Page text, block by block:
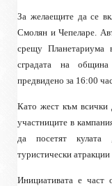
За желаещите да се
Смолян и Чепеларе.
срещу
сградата на
предвидено за 16:00
Като жест към
участниците в
да посетят кулата
туристически атракции
Инициативата е част